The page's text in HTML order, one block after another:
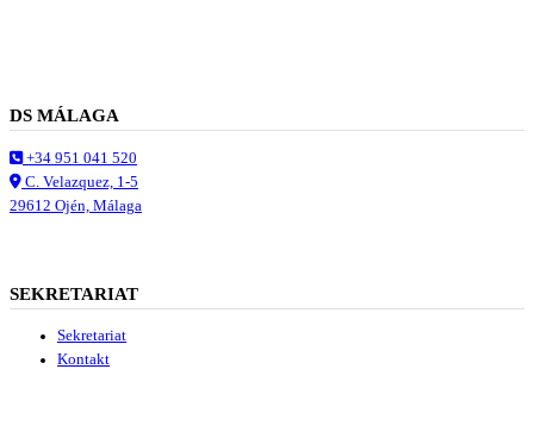
DS MÁLAGA
+34 951 041 520
C. Velazquez, 1-5
29612 Ojén, Málaga
SEKRETARIAT
Sekretariat
Kontakt